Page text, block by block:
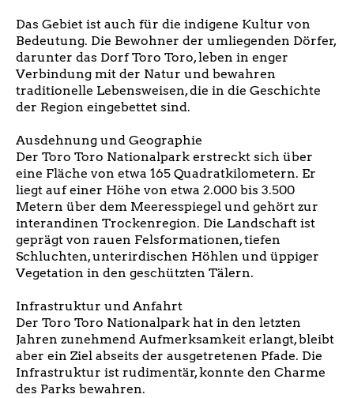
Das Gebiet ist auch für die indigene Kultur von
Bedeutung. Die Bewohner der umliegenden Dörfer,
darunter das Dorf Toro Toro, leben in enger
Verbindung mit der Natur und bewahren
traditionelle Lebensweisen, die in die Geschichte
der Region eingebettet sind.
Ausdehnung und Geographie
Der Toro Toro Nationalpark erstreckt sich über
eine Fläche von etwa 165 Quadratkilometern. Er
liegt auf einer Höhe von etwa 2.000 bis 3.500
Metern über dem Meeresspiegel und gehört zur
interandinen Trockenregion. Die Landschaft ist
geprägt von rauen Felsformationen, tiefen
Schluchten, unterirdischen Höhlen und üppiger
Vegetation in den geschützten Tälern.
Infrastruktur und Anfahrt
Der Toro Toro Nationalpark hat in den letzten
Jahren zunehmend Aufmerksamkeit erlangt, bleibt
aber ein Ziel abseits der ausgetretenen Pfade. Die
Infrastruktur ist rudimentär, konnte den Charme
des Parks bewahren.